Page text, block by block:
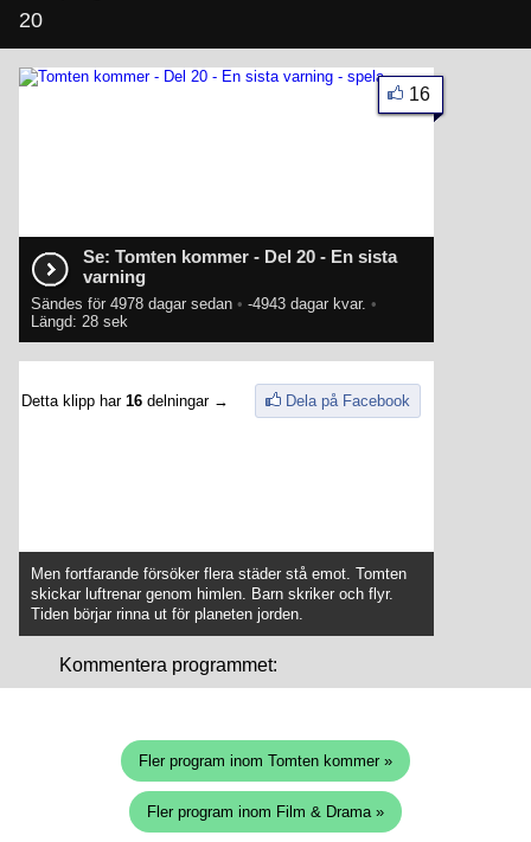
20
Se: Tomten kommer - Del 20 - En sista
varning
Sändes för 4978 dagar sedan • -4943 dagar kvar. •
Längd: 28 sek
16
Detta klipp har 16delningar → Dela på Facebook
Men fortfarande försöker flera städer stå emot. Tomten
skickar luftrenar genom himlen. Barn skriker och flyr.
Tiden börjar rinna ut för planeten jorden.
Kommentera programmet:
Fler program inom Tomten kommer »
Fler program inom Film & Drama »